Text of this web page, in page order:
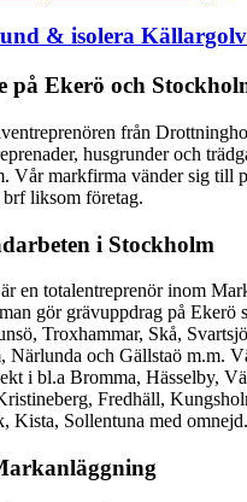
& isolera Källargolv
på Ekerö och
från
husgrunder och
Vår markfirma vänder sig till
liksom företag.
i Stockholm
en totalentreprenör inom
gör grävuppdrag på Ekerö
Troxhammar, Skå,
Närlunda och Gällstaö m.m.
i bl.a Bromma, Hässelby,
Fredhäll,
Kista, Sollentuna med omnejd.